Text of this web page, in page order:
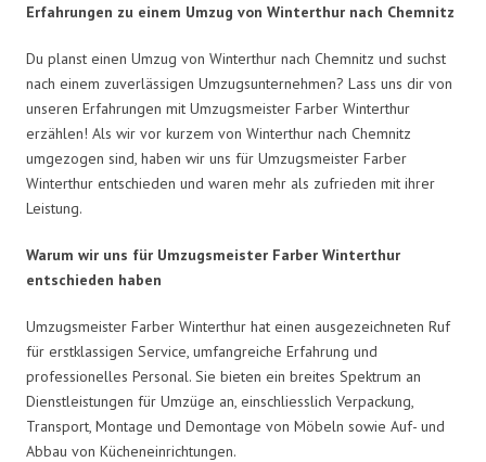
Erfahrungen zu einem Umzug von Winterthur nach Chemnitz
Du planst einen Umzug von Winterthur nach Chemnitz und suchst
nach einem zuverlässigen Umzugsunternehmen? Lass uns dir von
unseren Erfahrungen mit Umzugsmeister Farber Winterthur
erzählen! Als wir vor kurzem von Winterthur nach Chemnitz
umgezogen sind, haben wir uns für Umzugsmeister Farber
Winterthur entschieden und waren mehr als zufrieden mit ihrer
Leistung.
Warum wir uns für Umzugsmeister Farber Winterthur
entschieden haben
Umzugsmeister Farber Winterthur hat einen ausgezeichneten Ruf
für erstklassigen Service, umfangreiche Erfahrung und
professionelles Personal. Sie bieten ein breites Spektrum an
Dienstleistungen für Umzüge an, einschliesslich Verpackung,
Transport, Montage und Demontage von Möbeln sowie Auf- und
Abbau von Kücheneinrichtungen.